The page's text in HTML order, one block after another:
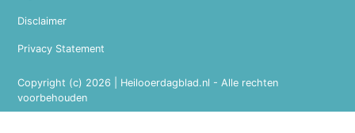
Copyright (c) 2026 | Heilooerdagblad.nl - Alle rechten
voorbehouden
Disclaimer
Privacy Statement